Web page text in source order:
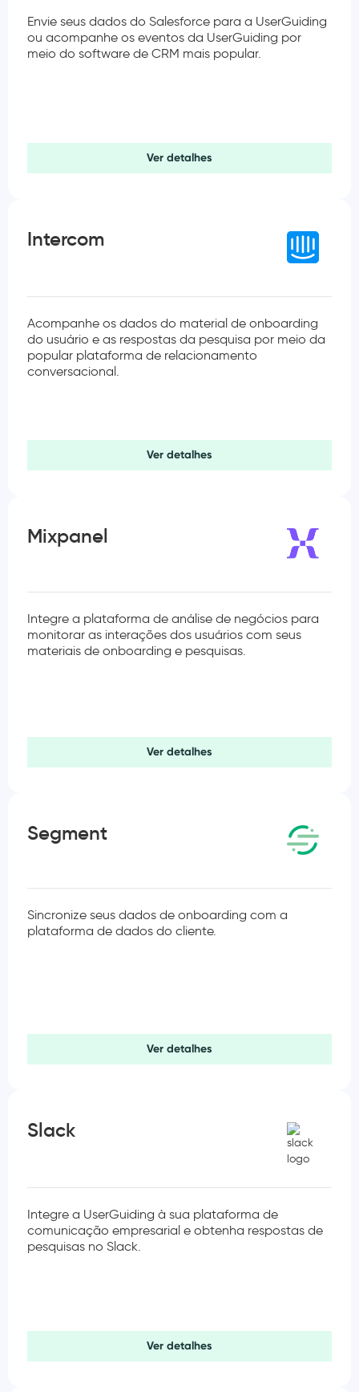
Envie seus dados do Salesforce para a UserGuiding
ou acompanhe os eventos da UserGuiding por
meio do software de CRM mais popular.
Ver detalhes
Intercom
Acompanhe os dados do material de onboarding
do usuário e as respostas da pesquisa por meio da
popular plataforma de relacionamento
conversacional.
Ver detalhes
Mixpanel
Integre a plataforma de análise de negócios para
monitorar as interações dos usuários com seus
materiais de onboarding e pesquisas.
Ver detalhes
Segment
Sincronize seus dados de onboarding com a
plataforma de dados do cliente.
Ver detalhes
Slack
Integre a UserGuiding à sua plataforma de
comunicação empresarial e obtenha respostas de
pesquisas no Slack.
Ver detalhes